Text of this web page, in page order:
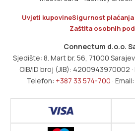
Uvjeti kupovineSigurnost
Zaštita osobnih
Connectum d.o.o.
Sjedište: 8. Mart br. 56, 71000
OIB/ID broj (JIB): 4200943970002
Telefon: +387 33 574-700 · Email: